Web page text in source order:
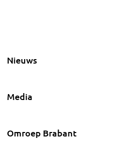
Nieuws
Media
Omroep Brabant